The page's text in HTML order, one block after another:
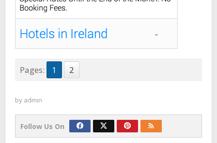
Pages: 1 2
by admin
Follow Us On